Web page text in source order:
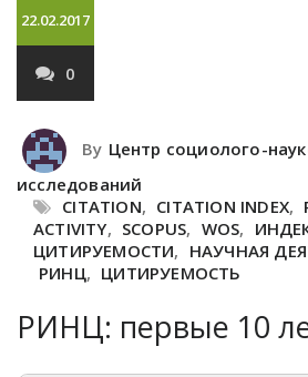
22.02.2017
0
By Центр социолого-
исследований
CITATION, CITATION INDEX,
ACTIVITY, SCOPUS, WOS,
ЦИТИРУЕМОСТИ, НАУЧНАЯ
РИНЦ, ЦИТИРУЕМОСТЬ
РИНЦ: первые 10